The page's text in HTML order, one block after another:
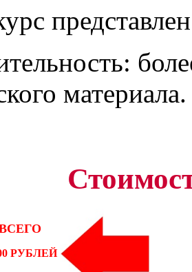
материала.
РУБЛЕЙ